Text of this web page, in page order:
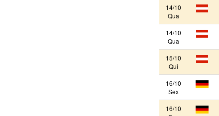
14/10
Qua
14/10
Qua
15/10
Qui
16/10
Sex
16/10